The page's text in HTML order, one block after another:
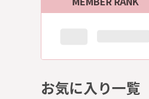
お気に入り一覧